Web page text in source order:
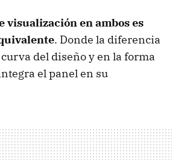
visualización en ambos es
. Donde la diferencia
del diseño y en la forma
el panel en su